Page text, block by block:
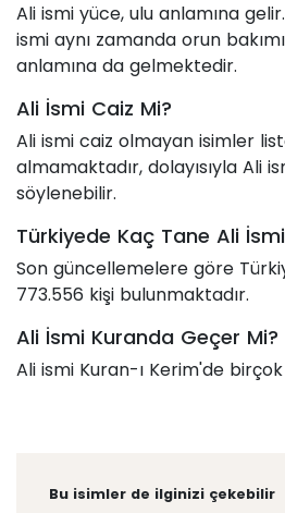
Ali ismi yüce, ulu anlamına
ismi aynı zamanda orun
anlamına da gelmektedir.
Ali İsmi Caiz Mi?
Ali ismi caiz olmayan isimler
almamaktadır, dolayısıyla Ali
söylenebilir.
Türkiyede Kaç Tane Ali
Son güncellemelere göre
773.556 kişi bulunmaktadır.
Ali İsmi Kuranda Geçer Mi?
Ali ismi Kuran-ı Kerim'de
Bu isimler de ilginizi çekebilir